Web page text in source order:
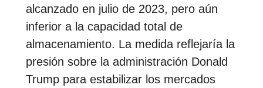
alcanzado en julio de 2023, pero aún
inferior a la capacidad total de
almacenamiento. La medida reflejaría la
presión sobre la administración Donald
Trump para estabilizar los mercados